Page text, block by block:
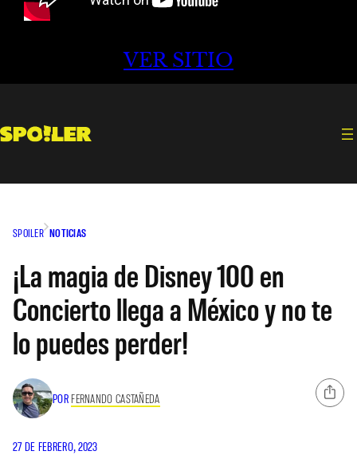
VER SITIO
SPOILER NOTICIAS
¡La magia de Disney 100 en
Concierto llega a México y no te
lo puedes perder!
POR FERNANDO CASTAÑEDA
27 DE FEBRERO, 2023